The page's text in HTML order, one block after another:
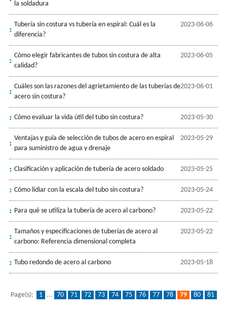
la soldadura
2023-06-06
Tubería sin costura vs tubería en espiral: Cuál es la
diferencia?
2023-06-05
Cómo elegir fabricantes de tubos sin costura de alta
calidad?
2023-06-01
Cuáles son las razones del agrietamiento de las tuberías de
acero sin costura?
2023-05-30
Cómo evaluar la vida útil del tubo sin costura?
2023-05-29
Ventajas y guía de selección de tubos de acero en espiral
para suministro de agua y drenaje
2023-05-25
Clasificación y aplicación de tubería de acero soldado
2023-05-24
Cómo lidiar con la escala del tubo sin costura?
2023-05-22
Para qué se utiliza la tubería de acero al carbono?
2023-05-22
Tamaños y especificaciones de tuberías de acero al
carbono: Referencia dimensional completa
2023-05-18
Tubo redondo de acero al carbono
Page(s): 1 ... 70 71 72 73 74 75 76 77 78 79 80
81